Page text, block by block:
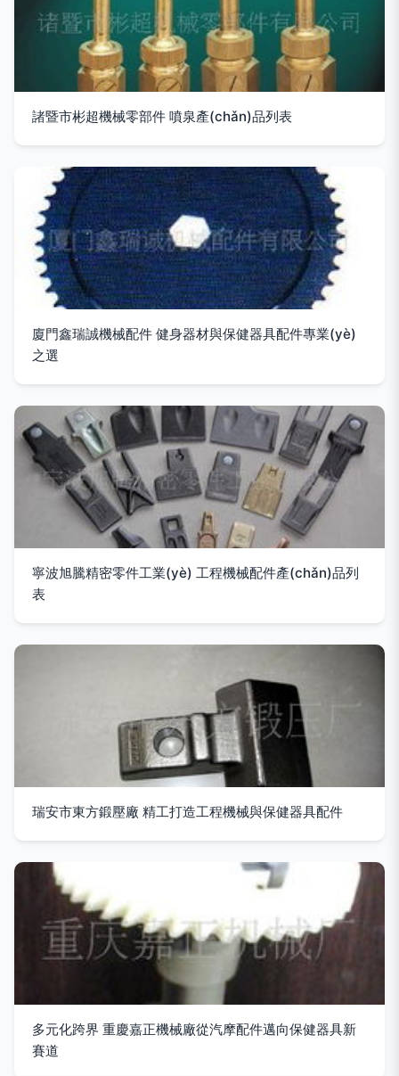
諸暨市彬超機械零部件 噴泉產(chǎn)品列表
廈門鑫瑞誠機械配件 健身器材與保健器具配件專業(yè)
之選
寧波旭騰精密零件工業(yè) 工程機械配件產(chǎn)品列
表
瑞安市東方鍛壓廠 精工打造工程機械與保健器具配件
多元化跨界 重慶嘉正機械廠從汽摩配件邁向保健器具新
賽道